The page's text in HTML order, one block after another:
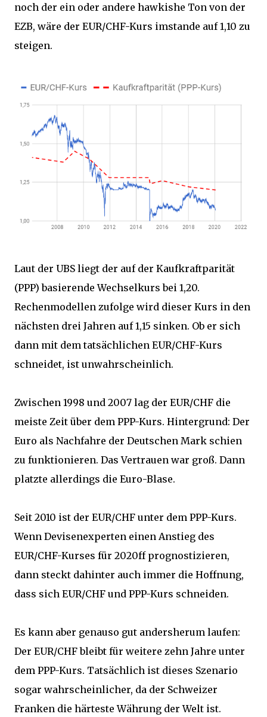
noch der ein oder andere hawkishe Ton von der
EZB, wäre der EUR/CHF-Kurs imstande auf 1,10 zu
steigen.
Laut der UBS liegt der auf der Kaufkraftparität
(PPP) basierende Wechselkurs bei 1,20.
Rechenmodellen zufolge wird dieser Kurs in den
nächsten drei Jahren auf 1,15 sinken. Ob er sich
dann mit dem tatsächlichen EUR/CHF-Kurs
schneidet, ist unwahrscheinlich.
Zwischen 1998 und 2007 lag der EUR/CHF die
meiste Zeit über dem PPP-Kurs. Hintergrund: Der
Euro als Nachfahre der Deutschen Mark schien
zu funktionieren. Das Vertrauen war groß. Dann
platzte allerdings die Euro-Blase.
Seit 2010 ist der EUR/CHF unter dem PPP-Kurs.
Wenn Devisenexperten einen Anstieg des
EUR/CHF-Kurses für 2020ff prognostizieren,
dann steckt dahinter auch immer die Hoffnung,
dass sich EUR/CHF und PPP-Kurs schneiden.
Es kann aber genauso gut andersherum laufen:
Der EUR/CHF bleibt für weitere zehn Jahre unter
dem PPP-Kurs. Tatsächlich ist dieses Szenario
sogar wahrscheinlicher, da der Schweizer
Franken die härteste Währung der Welt ist.